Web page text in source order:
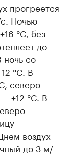
прогреется
Ночью
°C, без
до
со
°C. В
северо-
+12 °C. В
воздух
до 3 м/